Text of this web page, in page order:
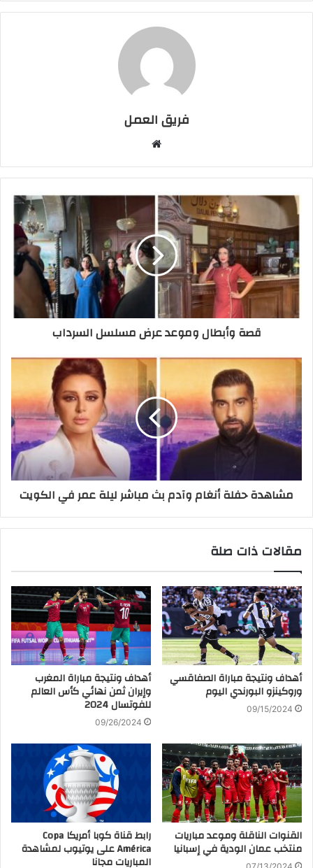
فريق العمل
قصة وأبطال وموعد عرض مسلسل السرداب
مشاهدة حفلة أنغام وآدم بث مباشر ليلة عمر في الكويت
مقالات ذات صلة
أهداف ونتيجة مباراة الصفاقسي
وروكينزو البورندي اليوم
09/15/2024
أهداف ونتيجة مباراة المغرب
وإيران ثمن نهائي كأس العالم
للفوتسال 2024
09/26/2024
القنوات الناقلة وموعد مباريات
منتخب عمان الودية في إسبانيا
رابط قناة كوبا أمريكا Copa
América على يوتيوب لمشاهدة
المباريات مجانا